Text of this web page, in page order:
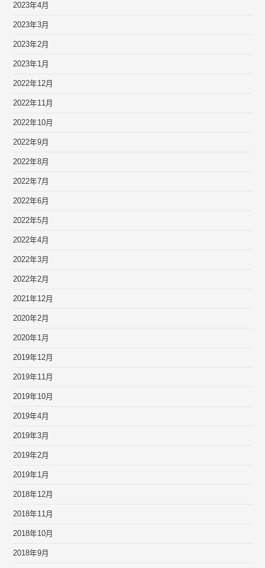
2023年4月
2023年3月
2023年2月
2023年1月
2022年12月
2022年11月
2022年10月
2022年9月
2022年8月
2022年7月
2022年6月
2022年5月
2022年4月
2022年3月
2022年2月
2021年12月
2020年2月
2020年1月
2019年12月
2019年11月
2019年10月
2019年4月
2019年3月
2019年2月
2019年1月
2018年12月
2018年11月
2018年10月
2018年9月